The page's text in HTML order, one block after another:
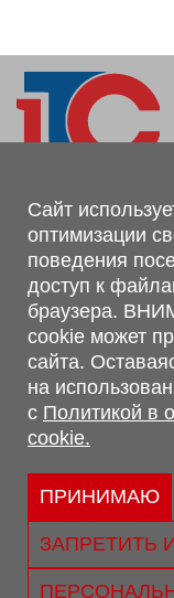
Магазин, склад
г. Минск, Минский
223062
г. Брест, ул.
Обращаем Ваше
информация,
характеристик,
сервисного
не является
Гражданского
Политика обработки
Политикой в
Свидетельство о
Сайт
оптимизации
поведения
доступ к
браузера.
cookie может
сайта.
на
с Политикой в
cookie.
ПРИНИМАЮ
ЗАПРЕТИТЬ